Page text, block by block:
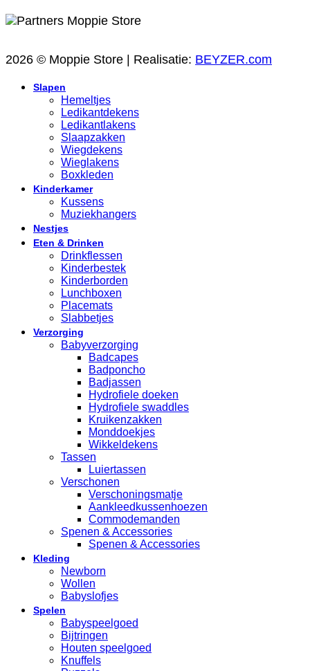
2026 © Moppie Store | Realisatie: BEYZER.com
Slapen
Hemeltjes
Ledikantdekens
Ledikantlakens
Slaapzakken
Wiegdekens
Wieglakens
Boxkleden
Kinderkamer
Kussens
Muziekhangers
Nestjes
Eten & Drinken
Drinkflessen
Kinderbestek
Kinderborden
Lunchboxen
Placemats
Slabbetjes
Verzorging
Babyverzorging
Badcapes
Badponcho
Badjassen
Hydrofiele doeken
Hydrofiele swaddles
Kruikenzakken
Monddoekjes
Wikkeldekens
Tassen
Luiertassen
Verschonen
Verschoningsmatje
Aankleedkussenhoezen
Commodemanden
Spenen & Accessories
Spenen & Accessories
Kleding
Newborn
Wollen
Babyslofjes
Spelen
Babyspeelgoed
Bijtringen
Houten speelgoed
Knuffels